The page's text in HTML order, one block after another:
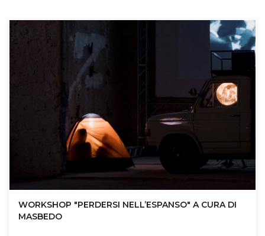
WORKSHOP "PERDERSI NELL’ESPANSO" A CURA DI
MASBEDO